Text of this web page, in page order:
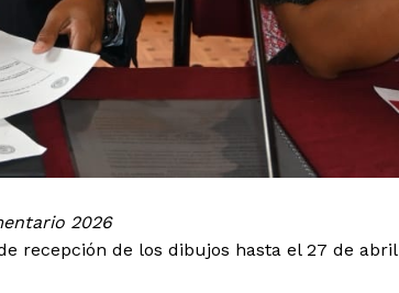
2026
recepción de los dibujos hasta el 27 de